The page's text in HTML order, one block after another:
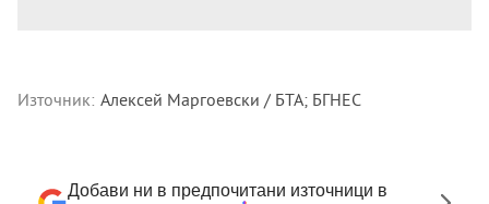
Източник: Алексей Маргоевски / БТА; БГНЕС
Добави ни в предпочитани източници в